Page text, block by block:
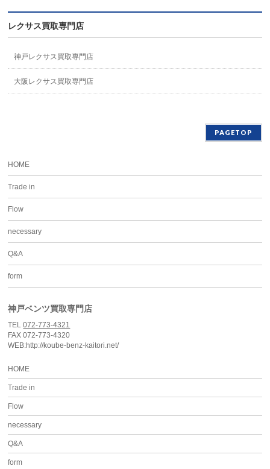
レクサス買取専門店
神戸レクサス買取専門店
大阪レクサス買取専門店
PAGETOP
HOME
Trade in
Flow
necessary
Q&A
form
神戸ベンツ買取専門店
TEL072-773-4321
FAX 072-773-4320
WEB:http://koube-benz-kaitori.net/
HOME
Trade in
Flow
necessary
Q&A
form